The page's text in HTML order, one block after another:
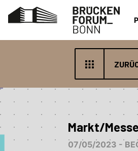
Markt/Messe
07/05/2023 -